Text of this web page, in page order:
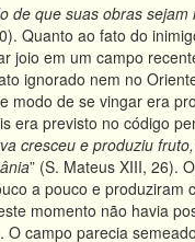
de que suas obras sejam
Quanto ao fato do
joio em um campo
ignorado nem no
modo de se vingar era
era previsto no código
cresceu e produziu
” (S. Mateus XIII, 26).
a pouco e produziram
momento não havia
O campo parecia